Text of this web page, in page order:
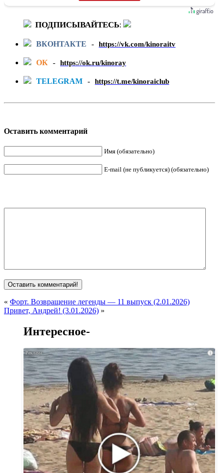
ПОДПИСЫВАЙТЕСЬ:
ВКОНТАКТЕ - https://vk.com/kinoraitv
ОК - https://ok.ru/kinoray
TELEGRAM - https://t.me/kinoraiclub
Оставить комментарий
Имя (обязательно)
E-mail (не публикуется) (обязательно)
« Форт. Возвращение легенды — 11 выпуск (2.01.2026)
Привет, Андрей! (3.01.2026) »
Интересное-
i